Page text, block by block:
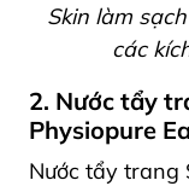
Skin làm
các
2. Nước tẩy
Physiopure
Nước tẩy trang